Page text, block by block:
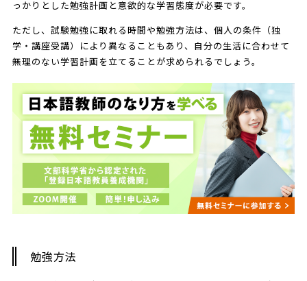
っかりとした勉強計画と意欲的な学習態度が必要です。
ただし、試験勉強に取れる時間や勉強方法は、個人の条件（独
学・講座受講）により異なることもあり、自分の生活に合わせて
無理のない学習計画を立てることが求められるでしょう。
勉強方法